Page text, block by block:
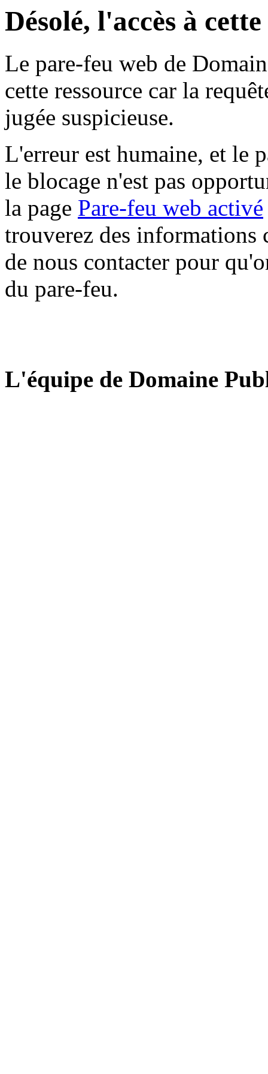
Désolé, l'accès à
Le pare-feu web de
cette ressource car la
jugée suspicieuse.
L'erreur est humaine, et le
le blocage n'est pas
la page Pare-feu web activé
trouverez des informations
de nous contacter pour
du pare-feu.
L'équipe de Domaine